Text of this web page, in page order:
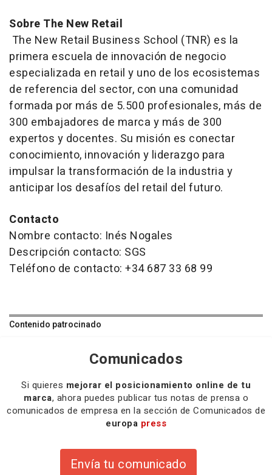
Sobre The New Retail
The New Retail Business School (TNR) es la
primera escuela de innovación de negocio
especializada en retail y uno de los ecosistemas
de referencia del sector, con una comunidad
formada por más de 5.500 profesionales, más de
300 embajadores de marca y más de 300
expertos y docentes. Su misión es conectar
conocimiento, innovación y liderazgo para
impulsar la transformación de la industria y
anticipar los desafíos del retail del futuro.
Contacto
Nombre contacto: Inés Nogales
Descripción contacto: SGS
Teléfono de contacto: +34 687 33 68 99
Contenido patrocinado
Comunicados
Si quieres mejorar el posicionamiento online de tu
marca, ahora puedes publicar tus notas de prensa o
comunicados de empresa en la sección de Comunicados de
europa press
Envía tu comunicado